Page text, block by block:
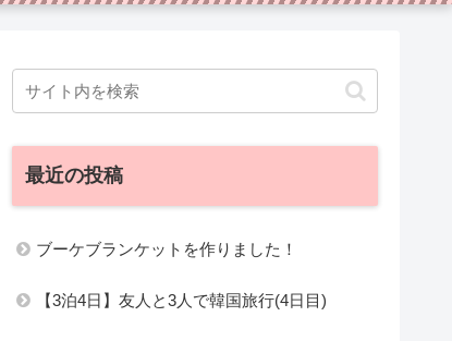
最近の投稿
ブーケブランケットを作りました！
【3泊4日】友人と3人で韓国旅行(4日目)